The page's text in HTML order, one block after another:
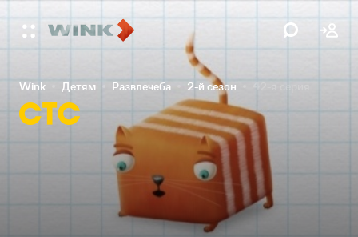
Wink Детям Развлечеба 2-й сезон